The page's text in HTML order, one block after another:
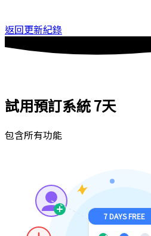
返回更新紀錄
試用預訂系統7天
包含所有功能
7 DAYS FREE